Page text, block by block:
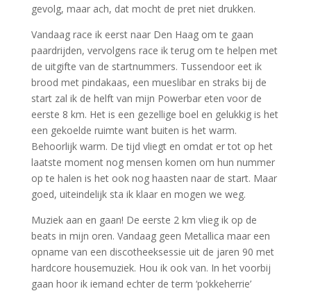
gevolg, maar ach, dat mocht de pret niet drukken.
Vandaag race ik eerst naar Den Haag om te gaan
paardrijden, vervolgens race ik terug om te helpen met
de uitgifte van de startnummers. Tussendoor eet ik
brood met pindakaas, een mueslibar en straks bij de
start zal ik de helft van mijn Powerbar eten voor de
eerste 8 km. Het is een gezellige boel en gelukkig is het
een gekoelde ruimte want buiten is het warm.
Behoorlijk warm. De tijd vliegt en omdat er tot op het
laatste moment nog mensen komen om hun nummer
op te halen is het ook nog haasten naar de start. Maar
goed, uiteindelijk sta ik klaar en mogen we weg.
Muziek aan en gaan! De eerste 2 km vlieg ik op de
beats in mijn oren. Vandaag geen Metallica maar een
opname van een discotheeksessie uit de jaren 90 met
hardcore housemuziek. Hou ik ook van. In het voorbij
gaan hoor ik iemand echter de term ‘pokkeherrie’